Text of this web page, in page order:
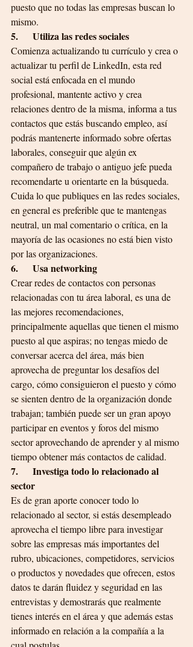
puesto que no todas las empresas buscan lo
mismo.
5.      Utiliza las redes sociales
Comienza actualizando tu currículo y crea o
actualizar tu perfil de LinkedIn, esta red
social está enfocada en el mundo
profesional, mantente activo y crea
relaciones dentro de la misma, informa a tus
contactos que estás buscando empleo, así
podrás mantenerte informado sobre ofertas
laborales, conseguir que algún ex
compañero de trabajo o antiguo jefe pueda
recomendarte u orientarte en la búsqueda.
Cuida lo que publiques en las redes sociales,
en general es preferible que te mantengas
neutral, un mal comentario o crítica, en la
mayoría de las ocasiones no está bien visto
por las organizaciones.
6.      Usa networking
Crear redes de contactos con personas
relacionadas con tu área laboral, es una de
las mejores recomendaciones,
principalmente aquellas que tienen el mismo
puesto al que aspiras; no tengas miedo de
conversar acerca del área, más bien
aprovecha de preguntar los desafíos del
cargo, cómo consiguieron el puesto y cómo
se sienten dentro de la organización donde
trabajan; también puede ser un gran apoyo
participar en eventos y foros del mismo
sector aprovechando de aprender y al mismo
tiempo obtener más contactos de calidad.
7.      Investiga todo lo relacionado al
sector
Es de gran aporte conocer todo lo
relacionado al sector, si estás desempleado
aprovecha el tiempo libre para investigar
sobre las empresas más importantes del
rubro, ubicaciones, competidores, servicios
o productos y novedades que ofrecen, estos
datos te darán fluidez y seguridad en las
entrevistas y demostrarás que realmente
tienes interés en el área y que además estas
informado en relación a la compañía a la